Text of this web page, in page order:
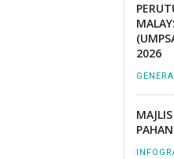
2026